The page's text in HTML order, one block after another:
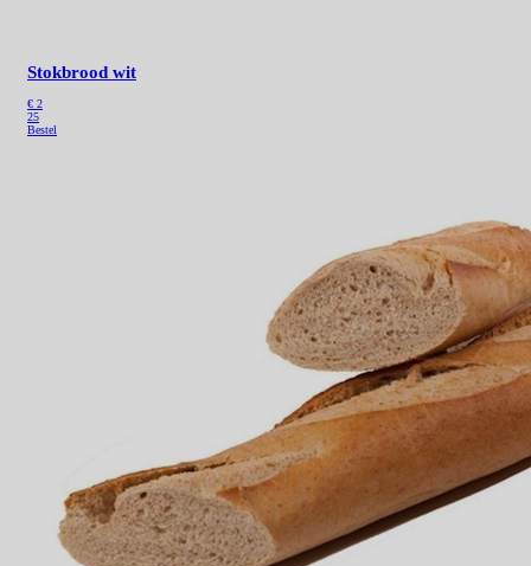
Stokbrood wit
€ 2
25
Bestel